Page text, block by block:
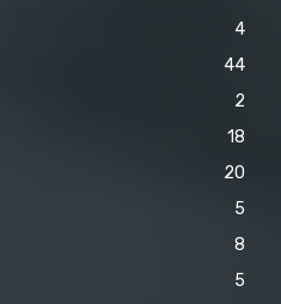
4
44
2
18
20
5
8
5